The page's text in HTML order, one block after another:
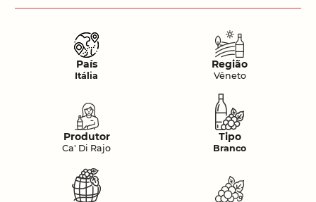
País
Itália
Região
Vêneto
Produtor
Ca' Di Rajo
Tipo
Branco